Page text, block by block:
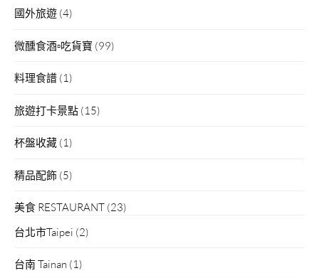
國外旅遊 (4)
微醺食酒▫吃貨寶 (99)
料理食譜 (1)
旅遊打卡景點 (15)
杯盤收藏 (1)
精品配飾 (5)
美食 RESTAURANT (23)
台北市Taipei (2)
台南 Tainan (1)